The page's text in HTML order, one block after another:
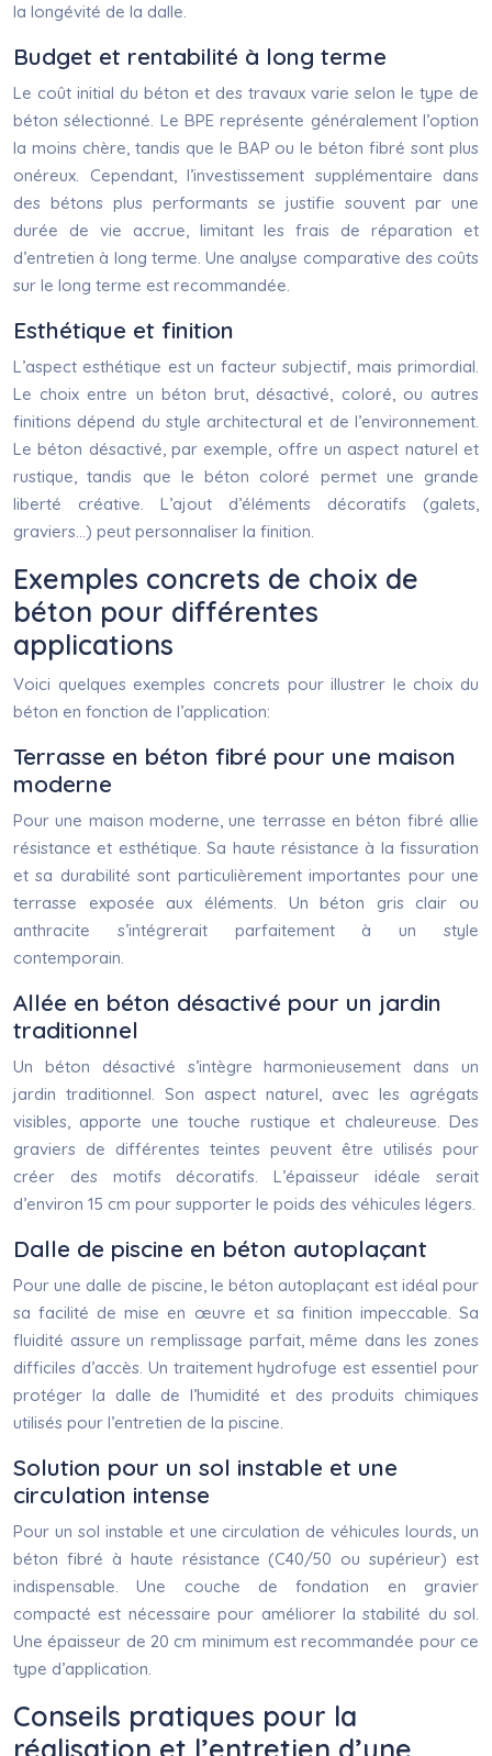
la longévité de la dalle.
Budget et rentabilité à long terme
Le coût initial du béton et des travaux varie selon le type de
béton sélectionné. Le BPE représente généralement l’option
la moins chère, tandis que le BAP ou le béton fibré sont plus
onéreux. Cependant, l’investissement supplémentaire dans
des bétons plus performants se justifie souvent par une
durée de vie accrue, limitant les frais de réparation et
d’entretien à long terme. Une analyse comparative des coûts
sur le long terme est recommandée.
Esthétique et finition
L’aspect esthétique est un facteur subjectif, mais primordial.
Le choix entre un béton brut, désactivé, coloré, ou autres
finitions dépend du style architectural et de l’environnement.
Le béton désactivé, par exemple, offre un aspect naturel et
rustique, tandis que le béton coloré permet une grande
liberté créative. L’ajout d’éléments décoratifs (galets,
graviers…) peut personnaliser la finition.
Exemples concrets de choix de
béton pour différentes
applications
Voici quelques exemples concrets pour illustrer le choix du
béton en fonction de l’application:
Terrasse en béton fibré pour une maison
moderne
Pour une maison moderne, une terrasse en béton fibré allie
résistance et esthétique. Sa haute résistance à la fissuration
et sa durabilité sont particulièrement importantes pour une
terrasse exposée aux éléments. Un béton gris clair ou
anthracite s’intégrerait parfaitement à un style
contemporain.
Allée en béton désactivé pour un jardin
traditionnel
Un béton désactivé s’intègre harmonieusement dans un
jardin traditionnel. Son aspect naturel, avec les agrégats
visibles, apporte une touche rustique et chaleureuse. Des
graviers de différentes teintes peuvent être utilisés pour
créer des motifs décoratifs. L’épaisseur idéale serait
d’environ 15 cm pour supporter le poids des véhicules légers.
Dalle de piscine en béton autoplaçant
Pour une dalle de piscine, le béton autoplaçant est idéal pour
sa facilité de mise en œuvre et sa finition impeccable. Sa
fluidité assure un remplissage parfait, même dans les zones
difficiles d’accès. Un traitement hydrofuge est essentiel pour
protéger la dalle de l’humidité et des produits chimiques
utilisés pour l’entretien de la piscine.
Solution pour un sol instable et une
circulation intense
Pour un sol instable et une circulation de véhicules lourds, un
béton fibré à haute résistance (C40/50 ou supérieur) est
indispensable. Une couche de fondation en gravier
compacté est nécessaire pour améliorer la stabilité du sol.
Une épaisseur de 20 cm minimum est recommandée pour ce
type d’application.
Conseils pratiques pour la
réalisation et l’entretien d’une